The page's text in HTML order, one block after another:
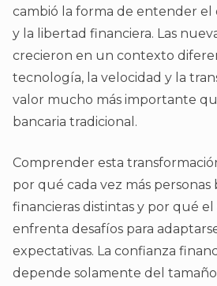
cambió la forma de entender el
y la libertad financiera. Las
crecieron en un contexto
tecnología, la velocidad y la
valor mucho más importante
bancaria tradicional.
Comprender esta
por qué cada vez más
financieras distintas y por qué el
enfrenta desafíos para
expectativas. La confianza
depende solamente del